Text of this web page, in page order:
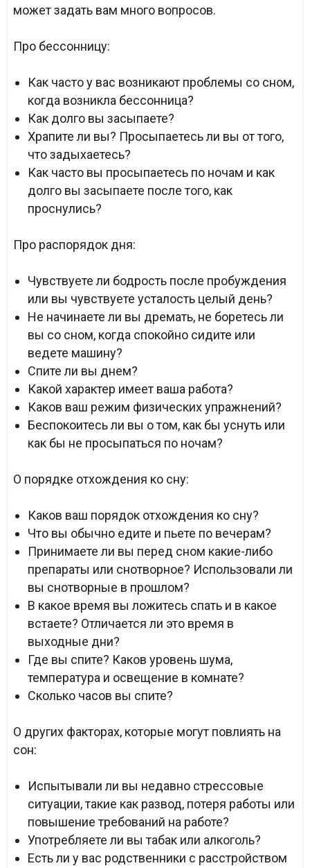
может задать вам много вопросов.
Про бессонницу:
Как часто у вас возникают проблемы со сном,
когда возникла бессонница?
Как долго вы засыпаете?
Храпите ли вы? Просыпаетесь ли вы от того,
что задыхаетесь?
Как часто вы просыпаетесь по ночам и как
долго вы засыпаете после того, как
проснулись?
Про распорядок дня:
Чувствуете ли бодрость после пробуждения
или вы чувствуете усталость целый день?
Не начинаете ли вы дремать, не боретесь ли
вы со сном, когда спокойно сидите или
ведете машину?
Спите ли вы днем?
Какой характер имеет ваша работа?
Каков ваш режим физических упражнений?
Беспокоитесь ли вы о том, как бы уснуть или
как бы не просыпаться по ночам?
О порядке отхождения ко сну:
Каков ваш порядок отхождения ко сну?
Что вы обычно едите и пьете по вечерам?
Принимаете ли вы перед сном какие-либо
препараты или снотворное? Использовали ли
вы снотворные в прошлом?
В какое время вы ложитесь спать и в какое
встаете? Отличается ли это время в
выходные дни?
Где вы спите? Каков уровень шума,
температура и освещение в комнате?
Сколько часов вы спите?
О других факторах, которые могут повлиять на
сон:
Испытывали ли вы недавно стрессовые
ситуации, такие как развод, потеря работы или
повышение требований на работе?
Употребляете ли вы табак или алкоголь?
Есть ли у вас родственники с расстройством